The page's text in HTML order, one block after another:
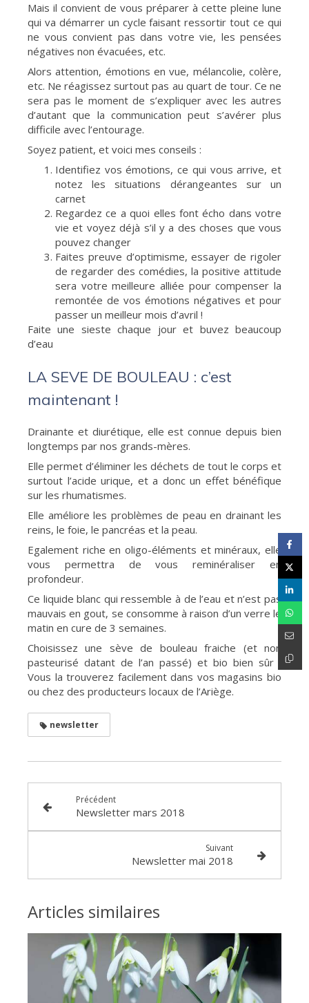
Mais il convient de vous préparer à cette pleine lune
qui va démarrer un cycle faisant ressortir tout ce qui
ne vous convient pas dans votre vie, les pensées
négatives non évacuées, etc.
Alors attention, émotions en vue, mélancolie, colère,
etc. Ne réagissez surtout pas au quart de tour. Ce ne
sera pas le moment de s’expliquer avec les autres
d’autant que la communication peut s’avérer plus
difficile avec l’entourage.
Soyez patient, et voici mes conseils :
Identifiez vos émotions, ce qui vous arrive, et
notez les situations dérangeantes sur un
carnet
Regardez ce a quoi elles font écho dans votre
vie et voyez déjà s’il y a des choses que vous
pouvez changer
Faites preuve d’optimisme, essayer de rigoler
de regarder des comédies, la positive attitude
sera votre meilleure alliée pour compenser la
remontée de vos émotions négatives et pour
passer un meilleur mois d’avril !
Faite une sieste chaque jour et buvez beaucoup
d’eau
LA SEVE DE BOULEAU : c’est
maintenant !
Drainante et diurétique, elle est connue depuis bien
longtemps par nos grands-mères.
Elle permet d’éliminer les déchets de tout le corps et
surtout l’acide urique, et a donc un effet bénéfique
sur les rhumatismes.
Elle améliore les problèmes de peau en drainant les
reins, le foie, le pancréas et la peau.
Egalement riche en oligo-éléments et minéraux, elle
vous permettra de vous reminéraliser en
profondeur.
Ce liquide blanc qui ressemble à de l’eau et n’est pas
mauvais en gout, se consomme à raison d’un verre le
matin en cure de 3 semaines.
Choisissez une sève de bouleau fraiche (et non
pasteurisé datant de l’an passé) et bio bien sûr !
Vous la trouverez facilement dans vos magasins bio
ou chez des producteurs locaux de l’Ariège.
newsletter
Précédent
Newsletter mars 2018
Suivant
Newsletter mai 2018
Articles similaires